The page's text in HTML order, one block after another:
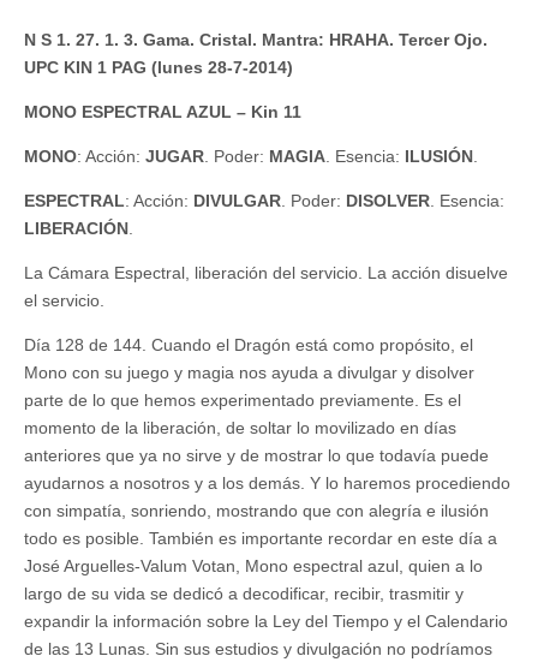
N S 1. 27. 1. 3. Gama. Cristal. Mantra: HRAHA. Tercer Ojo.
UPC KIN 1 PAG (lunes 28-7-2014)
MONO ESPECTRAL AZUL – Kin 11
MONO: Acción: JUGAR . Poder: MAGIA . Esencia: ILUSIÓN
ESPECTRAL: Acción: DIVULGAR . Poder: DISOLVER . Esencia:
LIBERACIÓN
La Cámara Espectral, liberación del servicio. La acción disuelve
el servicio.
Día 128 de 144. Cuando el Dragón está como propósito, el
Mono con su juego y magia nos ayuda a divulgar y disolver
parte de lo que hemos experimentado previamente. Es el
momento de la liberación, de soltar lo movilizado en días
anteriores que ya no sirve y de mostrar lo que todavía puede
ayudarnos a nosotros y a los demás. Y lo haremos procediendo
con simpatía, sonriendo, mostrando que con alegría e ilusión
todo es posible. También es importante recordar en este día a
José Arguelles-Valum Votan, Mono espectral azul, quien a lo
largo de su vida se dedicó a decodificar, recibir, trasmitir y
expandir la información sobre la Ley del Tiempo y el Calendario
de las 13 Lunas. Sin sus estudios y divulgación no podríamos